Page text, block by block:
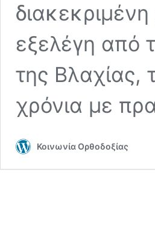
εξελέγη από
της Βλαχίας,
χρόνια με
Κοινωνία Ορθοδοξίας